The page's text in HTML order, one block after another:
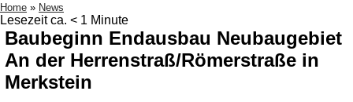
Home » News
Lesezeit ca. < 1 Minute
Baubeginn Endausbau Neubaugebiet
An der Herrenstraß/Römerstraße in
Merkstein